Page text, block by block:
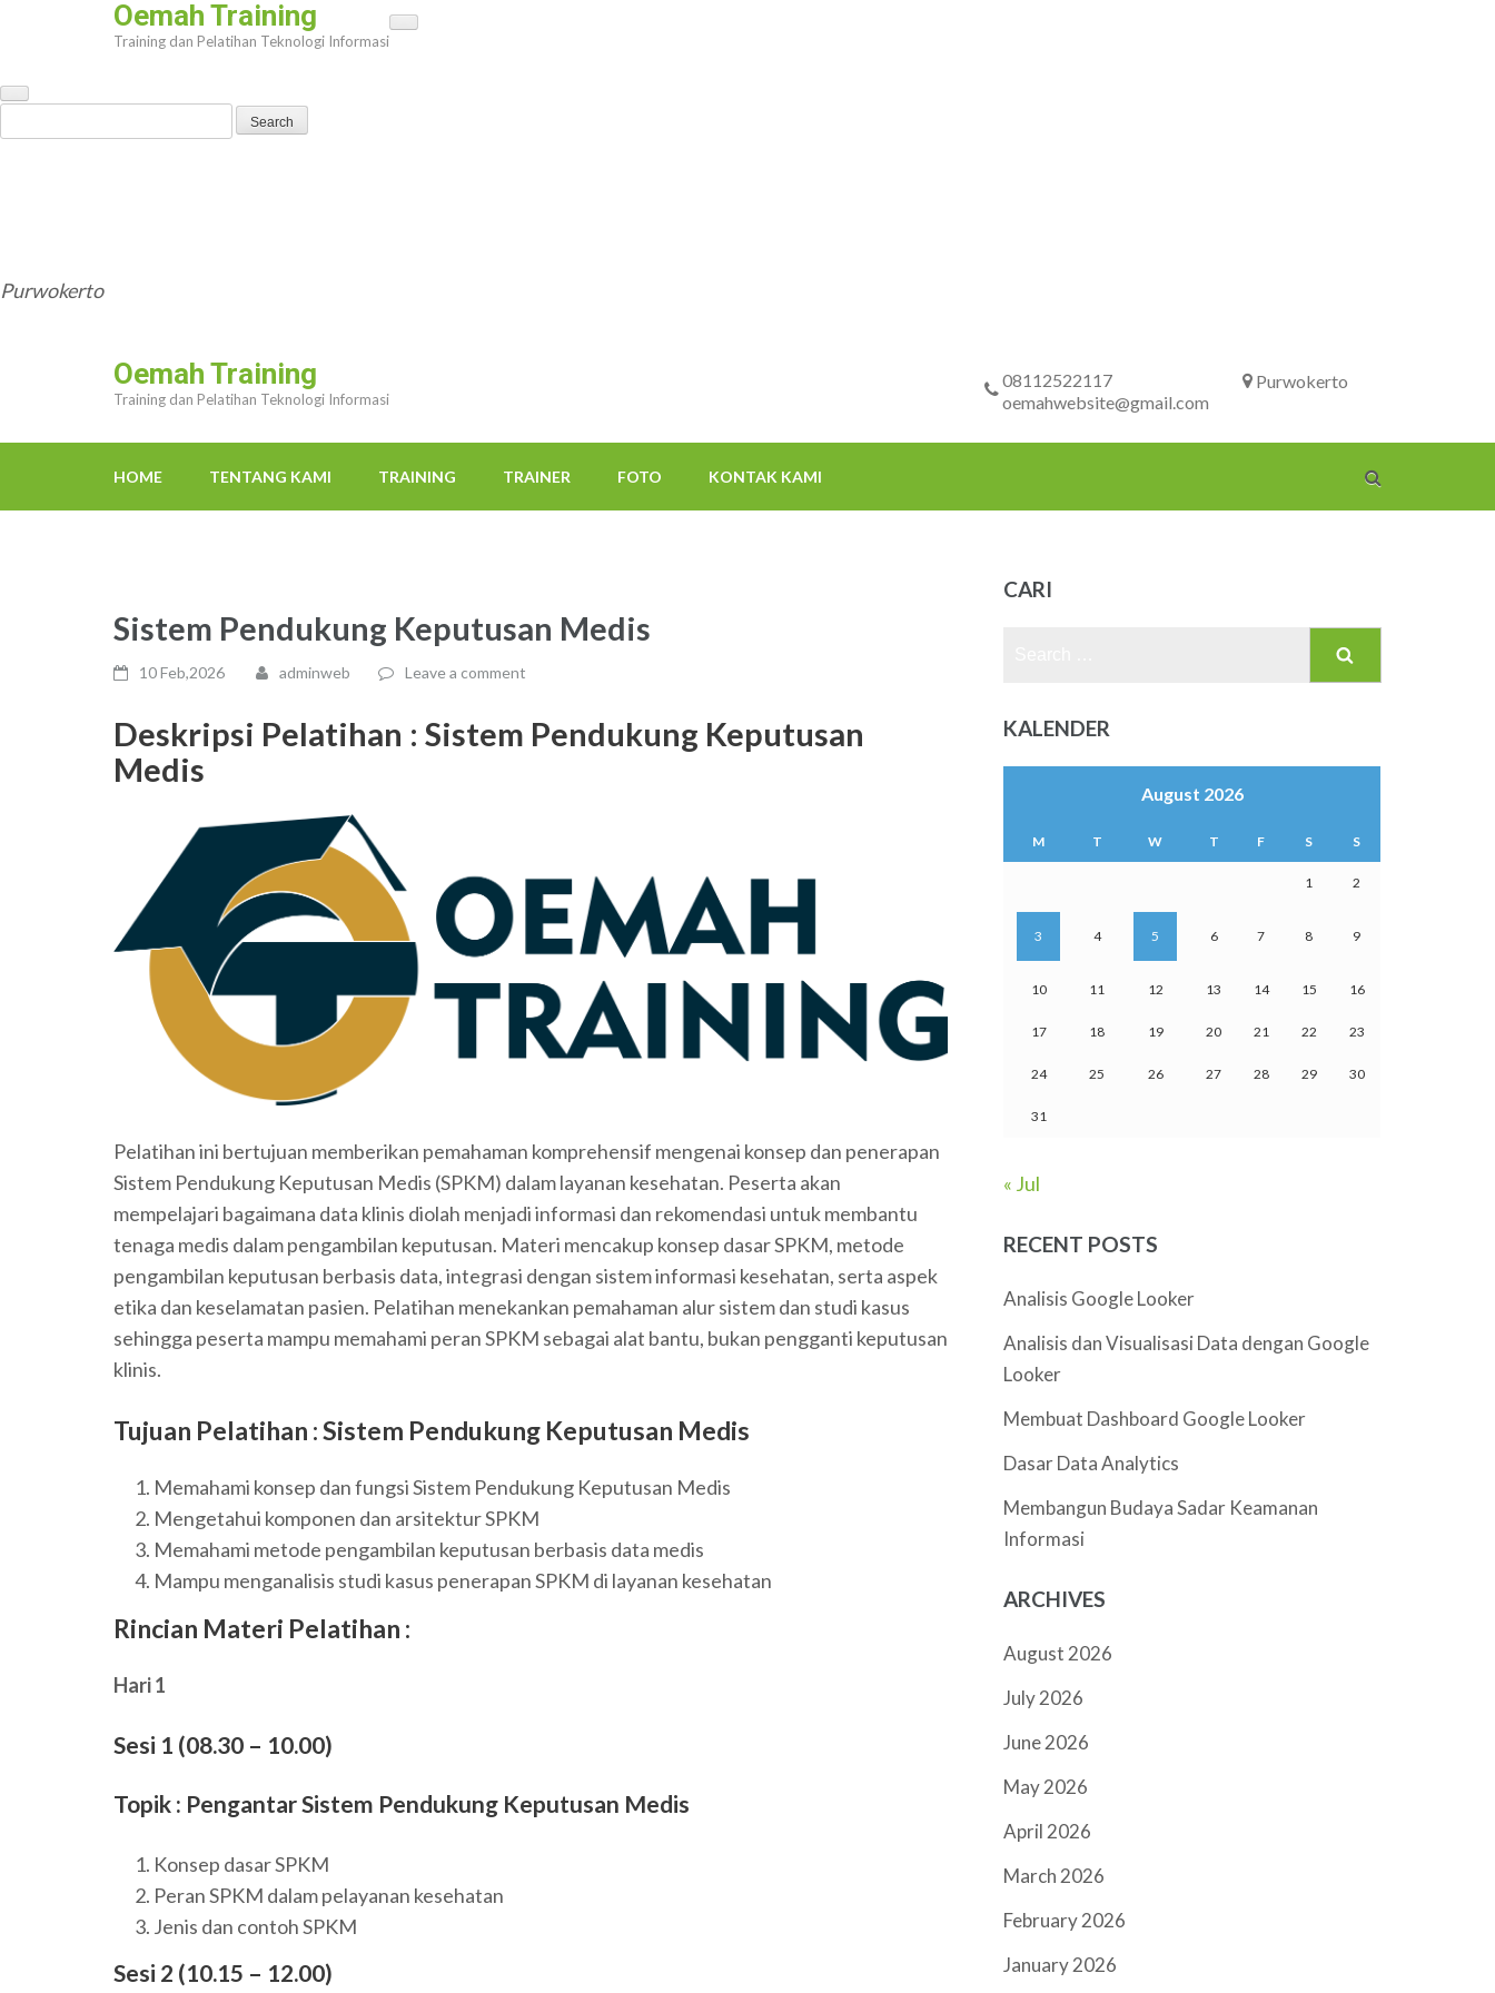
(Press
Enter)
Oemah Training
Training dan Pelatihan Teknologi Informasi
Purwokerto
Oemah Training
Training dan Pelatihan Teknologi Informasi
Purwokerto
08112522117
oemahwebsite@gmail.com
HOME TENTANG KAMI TRAINING TRAINER FOTO KONTAK KAMI
Sistem Pendukung Keputusan Medis
10 Feb,2026 adminweb Leave a comment
Deskripsi Pelatihan : Sistem Pendukung Keputusan
Medis
Pelatihan ini bertujuan memberikan pemahaman komprehensif mengenai konsep dan penerapan
Sistem Pendukung Keputusan Medis (SPKM) dalam layanan kesehatan. Peserta akan
mempelajari bagaimana data klinis diolah menjadi informasi dan rekomendasi untuk membantu
tenaga medis dalam pengambilan keputusan. Materi mencakup konsep dasar SPKM, metode
pengambilan keputusan berbasis data, integrasi dengan sistem informasi kesehatan, serta aspek
etika dan keselamatan pasien. Pelatihan menekankan pemahaman alur sistem dan studi kasus
sehingga peserta mampu memahami peran SPKM sebagai alat bantu, bukan pengganti keputusan
klinis.
Tujuan Pelatihan :Sistem Pendukung Keputusan Medis
Memahami konsep dan fungsi Sistem Pendukung Keputusan Medis
Mengetahui komponen dan arsitektur SPKM
Memahami metode pengambilan keputusan berbasis data medis
Mampu menganalisis studi kasus penerapan SPKM di layanan kesehatan
Rincian Materi Pelatihan :
Hari 1
Sesi 1 (08.30 – 10.00)
Topik : Pengantar Sistem Pendukung Keputusan Medis
Konsep dasar SPKM
Peran SPKM dalam pelayanan kesehatan
Jenis dan contoh SPKM
Sesi 2 (10.15 – 12.00)
CARI
Search
KALENDER
August 2026
M T W T F S S
1 2
3 4 5 6 7 8 9
10 11 12 13 14 15 16
17 18 19 20 21 22 23
24 25 26 27 28 29 30
31
« Jul
RECENT POSTS
Analisis Google Looker
Analisis dan Visualisasi Data dengan Google
Looker
Membuat Dashboard Google Looker
Dasar Data Analytics
Membangun Budaya Sadar Keamanan
Informasi
ARCHIVES
August 2026
July 2026
June 2026
May 2026
April 2026
March 2026
February 2026
January 2026